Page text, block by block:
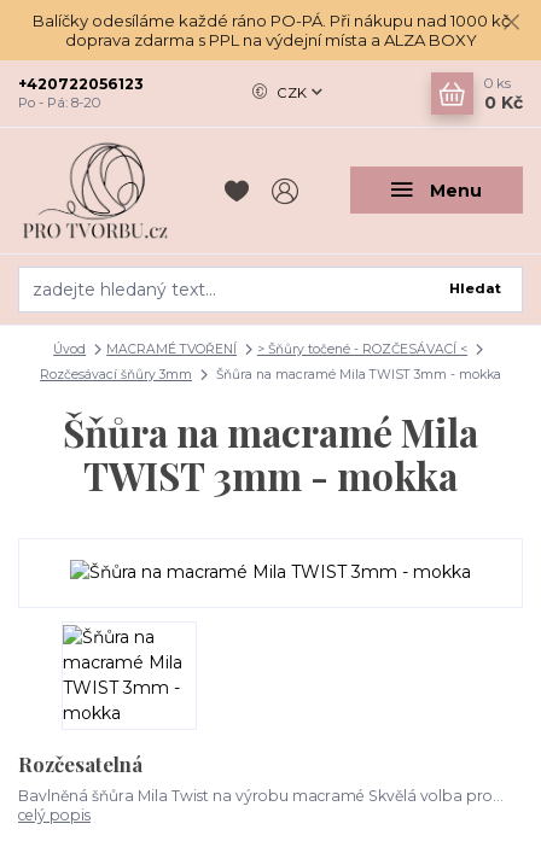
Balíčky odesíláme každé ráno PO-PÁ. Při nákupu nad 1000 kč
doprava zdarma s PPL na výdejní místa a ALZA BOXY
Menu
CZK
Hledat
+420722056123
Po - Pá: 8-20
0 ks
0 Kč
Úvod MACRAMÉ TVOŘENÍ
> Šňůry točené - ROZČESÁVACÍ <
Rozčesávací šňůry 3mm
Šňůra na macramé Mila TWIST 3mm - mokka
Šňůra na macramé Mila
TWIST 3mm - mokka
Rozčesatelná
Bavlněná šňůra Mila Twist na výrobu macramé Skvělá volba pro...
celý popis